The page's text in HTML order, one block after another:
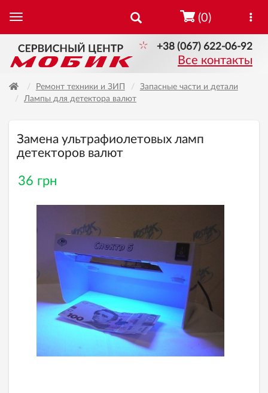
+38 (067) 622-06-92
Все контакты
(0)
Ремонт техники и ЗИП
Запасные части и детали
Лампы для детектора валют
Замена ультрафиолетовых ламп
детекторов валют
36 грн